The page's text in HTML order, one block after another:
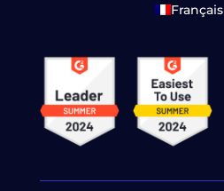
Français